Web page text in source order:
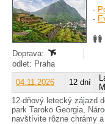
-
-
Doprava:
odlet: Praha
04.11.2026
12 dní
12-dňový letecký zájazd
park Taroko Georgia,
navštívite rôzne chrámy